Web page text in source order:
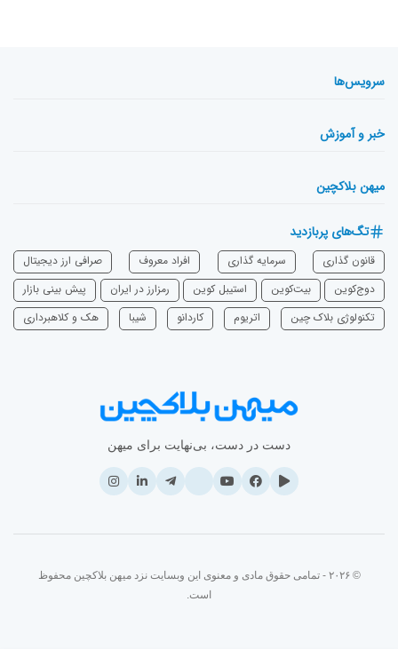
سرویس‌ها
خبر و آموزش
میهن بلاکچین
تگ‌های پربازدید
قانون گذاری سرمایه‌ گذاری افراد معروف
صرافی ارز دیجیتال
دوج‌کوین
بیت‌کوین استیبل کوین رمزارز در ایران
پیش بینی بازار
تکنولوژی بلاک چین
اتریوم ‌کاردانو شیبا هک و کلاهبرداری
دست در دست، بی‌نهایت برای میهن
© ۲۰۲۶ - تمامی حقوق مادی و معنوی این وبسایت نزد میهن بلاکچین محفوظ
است.